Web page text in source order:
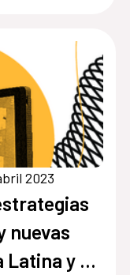
2023
nuevas
Latina y el